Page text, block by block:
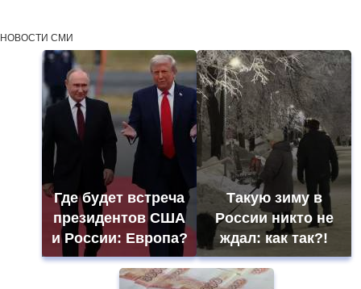
НОВОСТИ СМИ
Где будет встреча
президентов США
и России: Европа?
Такую зиму в
России никто не
ждал: как так?!